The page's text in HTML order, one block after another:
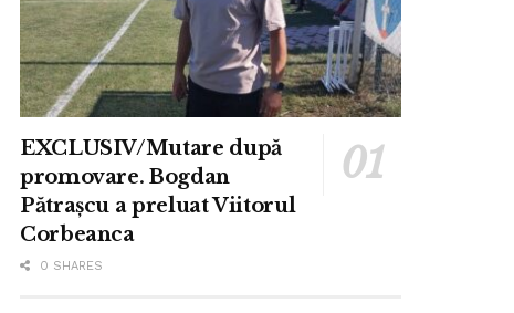
EXCLUSIV/Mutare după
promovare. Bogdan
Pătrașcu a preluat Viitorul
Corbeanca
0 SHARES